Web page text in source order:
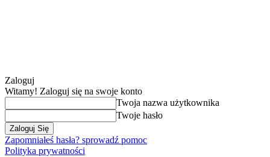
Zaloguj
Witamy! Zaloguj się na swoje konto
Twoja nazwa użytkownika
Twoje hasło
Zapomniałeś hasła? sprowadź pomoc
Polityka prywatności